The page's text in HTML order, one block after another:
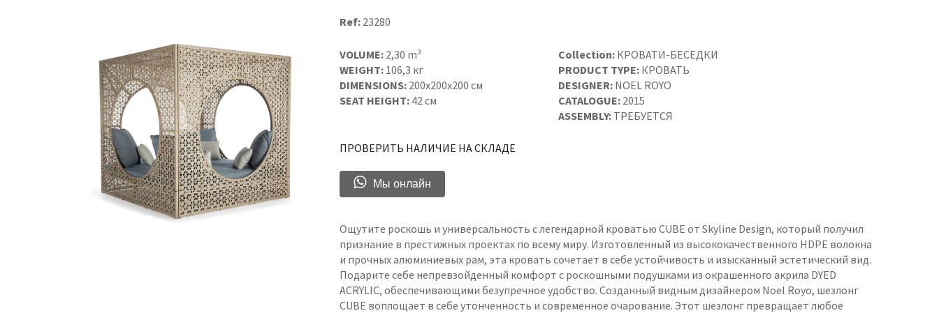
Ref:23280
VOLUME: 2,30 m³
WEIGHT: 106,3 кг
DIMENSIONS: 200x200x200 см
SEAT HEIGHT: 42 см
Collection: КРОВАТИ-БЕСЕДКИ
PRODUCT TYPE: КРОВАТЬ
DESIGNER: NOEL ROYO
CATALOGUE: 2015
ASSEMBLY: ТРЕБУЕТСЯ
ПРОВЕРИТЬ НАЛИЧИЕ НА СКЛАДЕ
Мы онлайн
Ощутите роскошь и универсальность с легендарной кроватью CUBE от Skyline Design, который получил
признание в престижных проектах по всему миру. Изготовленный из высококачественного HDPE волокна
и прочных алюминиевых рам, эта кровать сочетает в себе устойчивость и изысканный эстетический вид.
Подарите себе непревзойденный комфорт с роскошными подушками из окрашенного акрила DYED
ACRYLIC, обеспечивающими безупречное удобство. Созданный видным дизайнером Noel Royo, шезлонг
CUBE воплощает в себе утонченность и современное очарование. Этот шезлонг превращает любое